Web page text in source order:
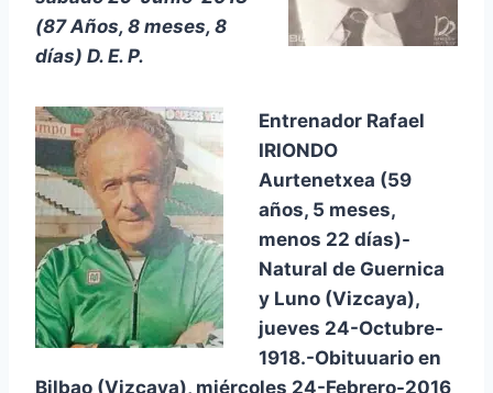
(87 Años, 8 meses, 8
días) D. E. P.
Entrenador Rafael
IRIONDO
Aurtenetxea (59
años, 5 meses,
menos 22 días)-
Natural de Guernica
y Luno (Vizcaya),
jueves 24-Octubre-
1918.-Obituuario en
Bilbao (Vizcaya), miércoles 24-Febrero-2016